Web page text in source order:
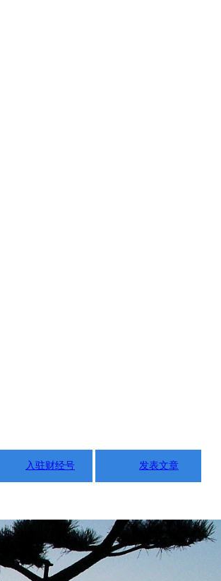
入驻财经号 发表文章